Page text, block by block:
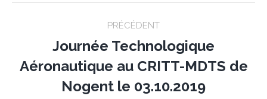
navigation
PRÉCÉDENT
Previous
post:
Journée Technologique
Aéronautique au CRITT-MDTS de
Nogent le 03.10.2019